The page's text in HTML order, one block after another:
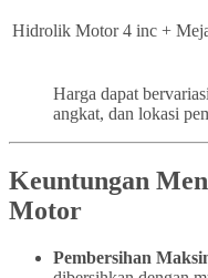
Hidrolik Motor 4 inc +
Harga dapat
angkat, dan lokasi
Keuntungan
Motor
Pembersihan